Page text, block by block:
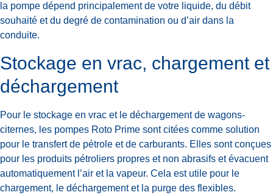
la pompe dépend principalement de votre liquide, du débit
souhaité et du degré de contamination ou d’air dans la
conduite.
Stockage en vrac, chargement et
déchargement
Pour le stockage en vrac et le déchargement de wagons-
citernes, les pompes Roto Prime sont citées comme solution
pour le transfert de pétrole et de carburants. Elles sont conçues
pour les produits pétroliers propres et non abrasifs et évacuent
automatiquement l’air et la vapeur. Cela est utile pour le
chargement, le déchargement et la purge des flexibles.